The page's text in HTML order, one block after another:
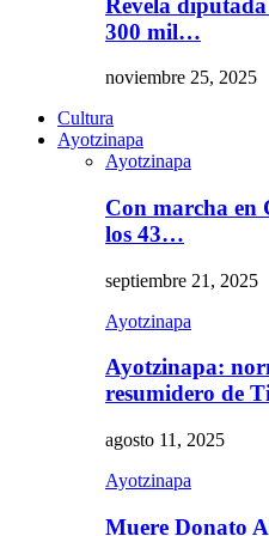
300 mil…
noviembre 25, 2025
Cultura
Ayotzinapa
Ayotzinapa
Con marcha en
los 43…
septiembre 21, 2025
Ayotzinapa
Ayotzinapa:
resumidero de
agosto 11, 2025
Ayotzinapa
Muere Donato